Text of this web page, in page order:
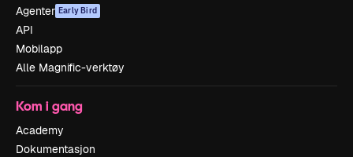
Agenter Early Bird
API
Mobilapp
Alle Magnific-verktøy
Kom i gang
Academy
Dokumentasjon